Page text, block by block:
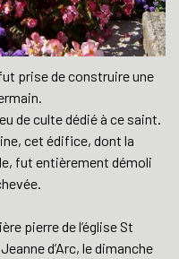
prise de construire une
de culte dédié à ce saint.
cet édifice, dont la
fut entièrement démoli
pierre de l’église St
d’Arc, le dimanche